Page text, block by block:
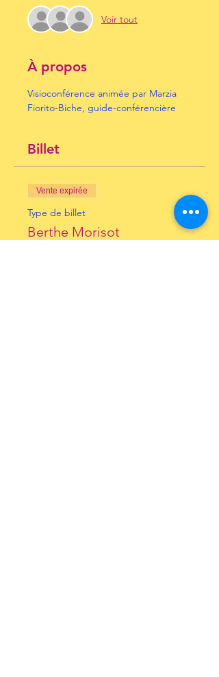
Voir tout
À propos
Visioconférence animée par Marzia
Fiorito-Biche, guide-conférencière
Billet
Vente expirée
Type de billet
Berthe Morisot